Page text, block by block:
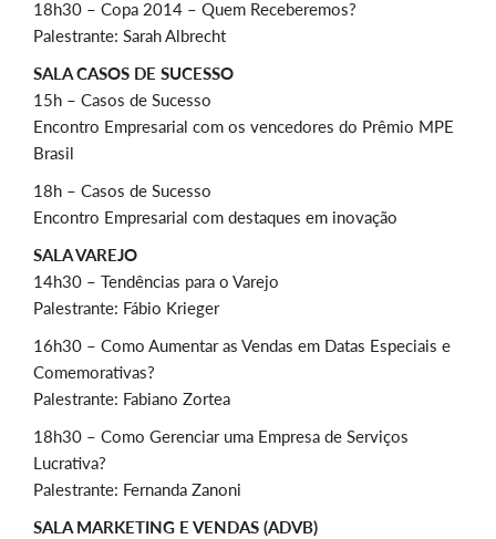
18h30 – Copa 2014 – Quem Receberemos?
Palestrante: Sarah Albrecht
SALA CASOS DE SUCESSO
15h – Casos de Sucesso
Encontro Empresarial com os vencedores do Prêmio MPE
Brasil
18h – Casos de Sucesso
Encontro Empresarial com destaques em inovação
SALA VAREJO
14h30 – Tendências para o Varejo
Palestrante: Fábio Krieger
16h30 – Como Aumentar as Vendas em Datas Especiais e
Comemorativas?
Palestrante: Fabiano Zortea
18h30 – Como Gerenciar uma Empresa de Serviços
Lucrativa?
Palestrante: Fernanda Zanoni
SALA MARKETING E VENDAS (ADVB)